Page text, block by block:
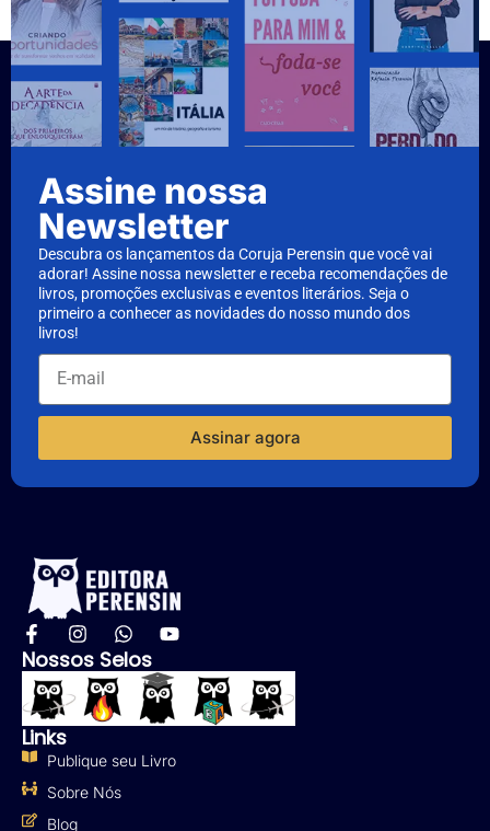
Assine nossa
Newsletter
Descubra os lançamentos da Coruja Perensin que você vai
adorar! Assine nossa newsletter e receba recomendações de
livros, promoções exclusivas e eventos literários. Seja o
primeiro a conhecer as novidades do nosso mundo dos
livros!
Assinar agora
Nossos Selos
Links
Publique seu Livro
Sobre Nós
Blog